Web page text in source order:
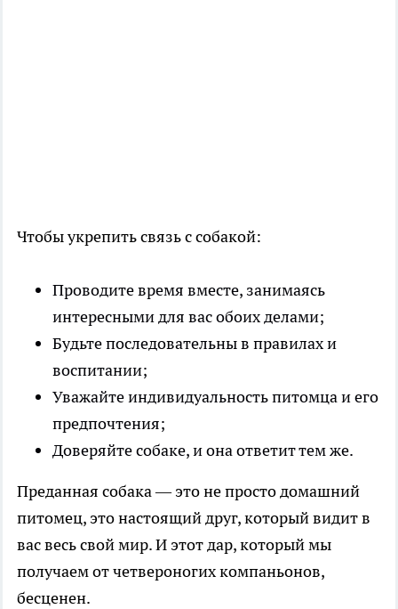
Чтобы укрепить связь с собакой:
Проводите время вместе, занимаясь
интересными для вас обоих делами;
Будьте последовательны в правилах и
воспитании;
Уважайте индивидуальность питомца и его
предпочтения;
Доверяйте собаке, и она ответит тем же.
Преданная собака — это не просто домашний
питомец, это настоящий друг, который видит в
вас весь свой мир. И этот дар, который мы
получаем от четвероногих компаньонов,
бесценен.